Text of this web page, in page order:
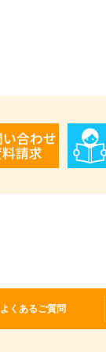
よくあるご質問